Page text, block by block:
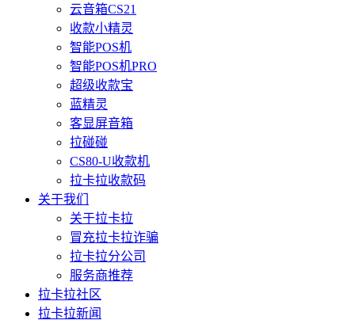
云音箱CS21
收款小精灵
智能POS机
智能POS机PRO
超级收款宝
蓝精灵
客显屏音箱
拉碰碰
CS80-U收款机
拉卡拉收款码
关于我们
关于拉卡拉
冒充拉卡拉诈骗
拉卡拉分公司
服务商推荐
拉卡拉社区
拉卡拉新闻